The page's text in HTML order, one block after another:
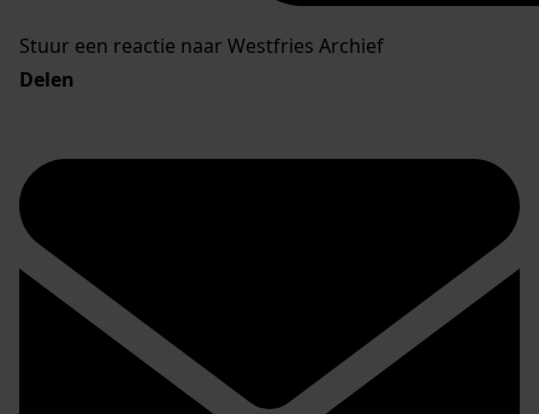
Stuur een reactie naar Westfries Archief
Delen